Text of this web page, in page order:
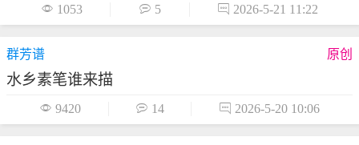
 1053  5  2026-5-21 11:22
群芳谱 原创
水乡素笔谁来描
 9420  14  2026-5-20 10:06